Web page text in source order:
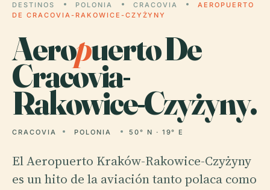
DESTINOS POLONIA CRACOVIA
AEROPUERTO
DE CRACOVIA-RAKOWICE-CZYŻYNY
Aeropuerto De
Cracovia-
Rakowice-Czyżyny.
CRACOVIA POLONIA 50° N · 19° E
El Aeropuerto Kraków-Rakowice-Czyżyny
es un hito de la aviación tanto polaca como